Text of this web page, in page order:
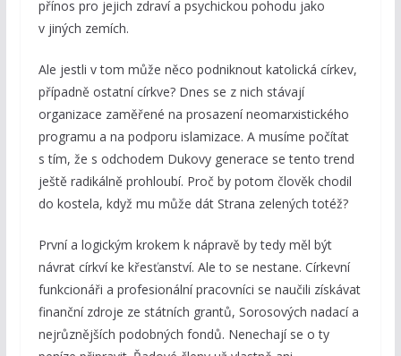
přínos pro jejich zdraví a psychickou pohodu jako
v jiných zemích.
Ale jestli v tom může něco podniknout katolická církev,
případně ostatní církve? Dnes se z nich stávají
organizace zaměřené na prosazení neomarxistického
programu a na podporu islamizace. A musíme počítat
s tím, že s odchodem Dukovy generace se tento trend
ještě radikálně prohloubí. Proč by potom člověk chodil
do kostela, když mu může dát Strana zelených totéž?
První a logickým krokem k nápravě by tedy měl být
návrat církví ke křesťanství. Ale to se nestane. Církevní
funkcionáři a profesionální pracovníci se naučili získávat
finanční zdroje ze státních grantů, Sorosových nadací a
nejrůznějších podobných fondů. Nenechají se o ty